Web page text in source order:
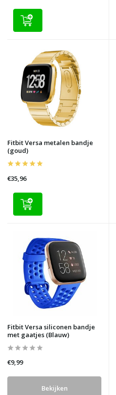
Fitbit Versa metalen bandje
(goud)
€35,96
Fitbit Versa siliconen bandje
met gaatjes (Blauw)
€9,99
Bekijken